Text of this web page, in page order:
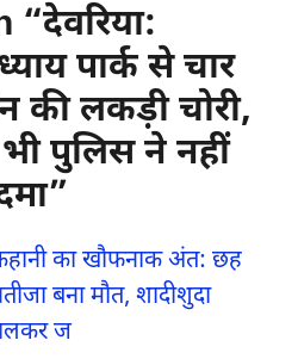
पार्क से चार
की लकड़ी चोरी,
पुलिस ने नहीं
का खौफनाक अंत: छह
बना मौत, शादीशुदा
ज